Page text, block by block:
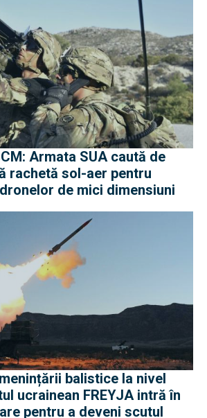
Armata SUA caută de
rachetă sol-aer pentru
de mici dimensiuni
balistice la nivel
ucrainean FREYJA intră în
pentru a deveni scutul